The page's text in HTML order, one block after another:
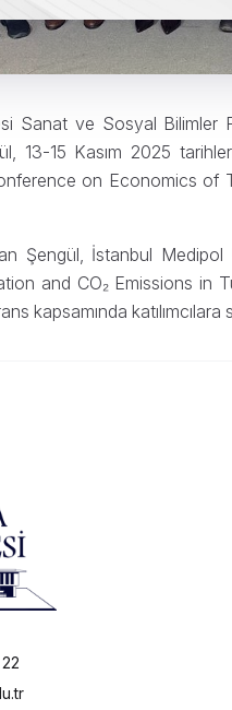
Sanat ve Sosyal Bilimler
13-15 Kasım 2025
on Economics of
Şengül, İstanbul Medipol
and CO₂ Emissions in
kapsamında katılımcılara